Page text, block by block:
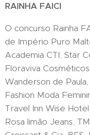
RAINHA FAICI
O concurso Rainha
de Império Puro
Academia CTI, Star
Floraviva
Wanderson de
Fashion Moda
Travel Inn Wise
Rosa limão Jeans,